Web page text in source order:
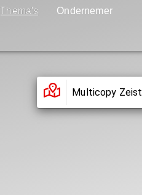
Thema's
Ondernemer
Multicopy Zeist